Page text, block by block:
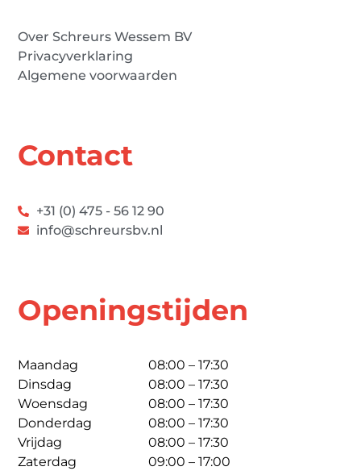
Over Schreurs Wessem BV
Privacyverklaring
Algemene voorwaarden
Contact
+31 (0) 475 - 56 12 90
info@schreursbv.nl
Openingstijden
Maandag
Dinsdag
Woensdag
Donderdag
Vrijdag
Zaterdag
08:00 – 17:30
08:00 – 17:30
08:00 – 17:30
08:00 – 17:30
08:00 – 17:30
09:00 – 17:00